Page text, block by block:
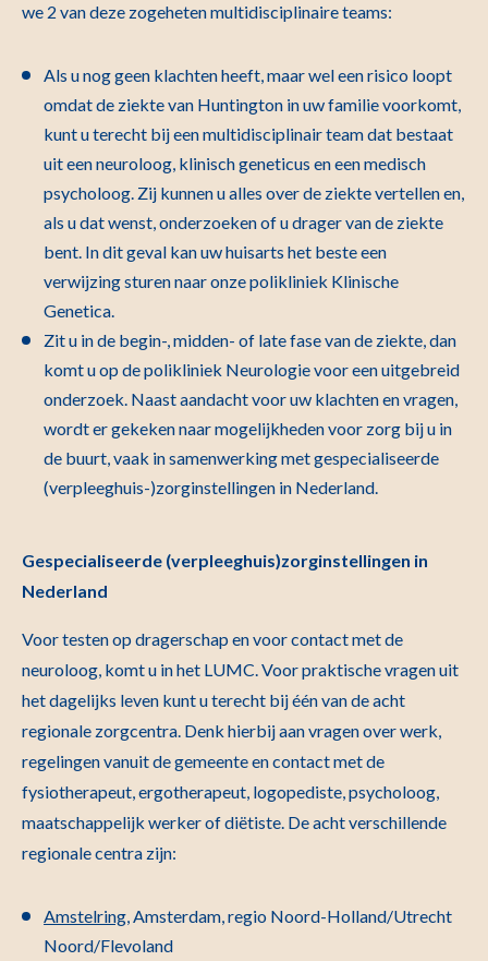
we 2 van deze zogeheten multidisciplinaire teams:
Als u nog geen klachten heeft, maar wel een risico loopt
omdat de ziekte van Huntington in uw familie voorkomt,
kunt u terecht bij een multidisciplinair team dat bestaat
uit een neuroloog, klinisch geneticus en een medisch
psycholoog. Zij kunnen u alles over de ziekte vertellen en,
als u dat wenst, onderzoeken of u drager van de ziekte
bent. In dit geval kan uw huisarts het beste een
verwijzing sturen naar onze polikliniek Klinische
Genetica.
Zit u in de begin-, midden- of late fase van de ziekte, dan
komt u op de polikliniek Neurologie voor een uitgebreid
onderzoek. Naast aandacht voor uw klachten en vragen,
wordt er gekeken naar mogelijkheden voor zorg bij u in
de buurt, vaak in samenwerking met gespecialiseerde
(verpleeghuis-)zorginstellingen in Nederland.
Gespecialiseerde (verpleeghuis)zorginstellingen in
Nederland
Voor testen op dragerschap en voor contact met de
neuroloog, komt u in het LUMC. Voor praktische vragen uit
het dagelijks leven kunt u terecht bij één van de acht
regionale zorgcentra. Denk hierbij aan vragen over werk,
regelingen vanuit de gemeente en contact met de
fysiotherapeut, ergotherapeut, logopediste, psycholoog,
maatschappelijk werker of diëtiste. De acht verschillende
regionale centra zijn:
Amstelring, Amsterdam, regio Noord-Holland/Utrecht
Noord/Flevoland